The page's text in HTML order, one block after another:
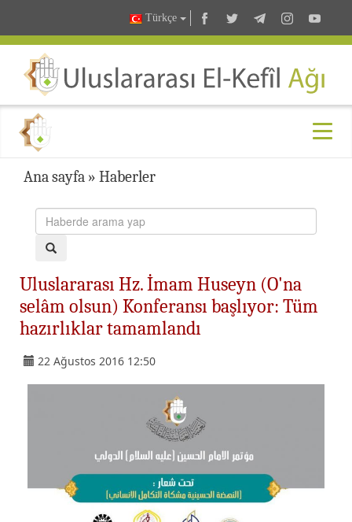
Türkçe
Ana sayfa » Haberler
Uluslararası Hz. İmam Huseyn (O'na
selâm olsun) Konferansı başlıyor: Tüm
hazırlıklar tamamlandı
22 Ağustos 2016 12:50